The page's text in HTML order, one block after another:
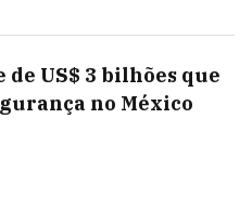
de US$ 3 bilhões que
no México